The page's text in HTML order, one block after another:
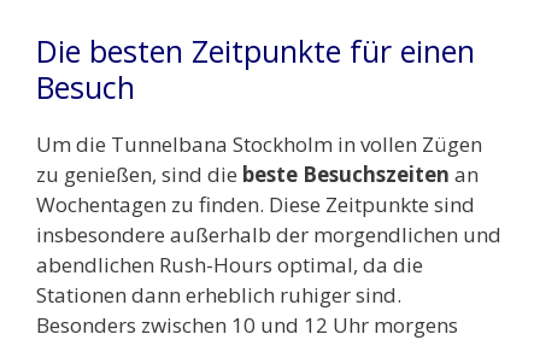
Die besten Zeitpunkte für einen
Besuch
Um die Tunnelbana Stockholm in vollen Zügen
zu genießen, sind die beste Besuchszeiten an
Wochentagen zu finden. Diese Zeitpunkte sind
insbesondere außerhalb der morgendlichen und
abendlichen Rush-Hours optimal, da die
Stationen dann erheblich ruhiger sind.
Besonders zwischen 10 und 12 Uhr morgens